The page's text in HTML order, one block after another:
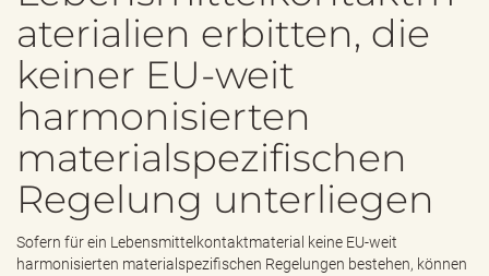
aterialien erbitten, die
keiner EU-weit
harmonisierten
materialspezifischen
Regelung unterliegen
Sofern für ein Lebensmittelkontaktmaterial keine EU-weit
harmonisierten materialspezifischen Regelungen bestehen, können